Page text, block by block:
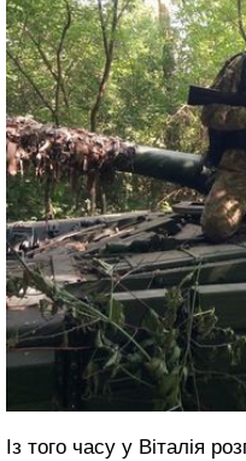
Із того часу у Віталія